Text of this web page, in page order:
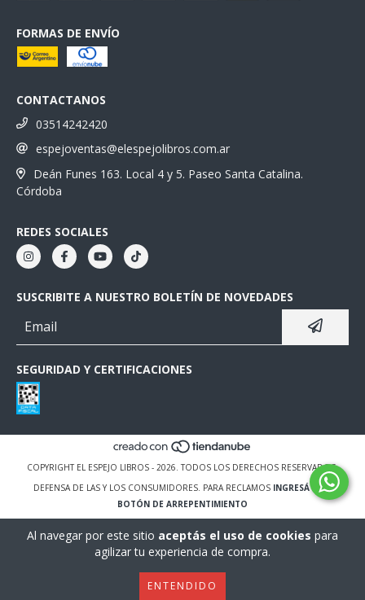
Al navegar por este sitio aceptás el uso de cookies para
agilizar tu experiencia de compra.
ENTENDIDO
FORMAS DE ENVÍO
CONTACTANOS
03514242420
espejoventas@elespejolibros.com.ar
Deán Funes 163. Local 4 y 5. Paseo Santa Catalina.
Córdoba
REDES SOCIALES
SUSCRIBITE A NUESTRO BOLETÍN DE NOVEDADES
SEGURIDAD Y CERTIFICACIONES
COPYRIGHT EL ESPEJO LIBROS - 2026. TODOS LOS DERECHOS RESERVADOS.
DEFENSA DE LAS Y LOS CONSUMIDORES. PARA RECLAMOS INGRESÁ ACÁ.
BOTÓN DE ARREPENTIMIENTO